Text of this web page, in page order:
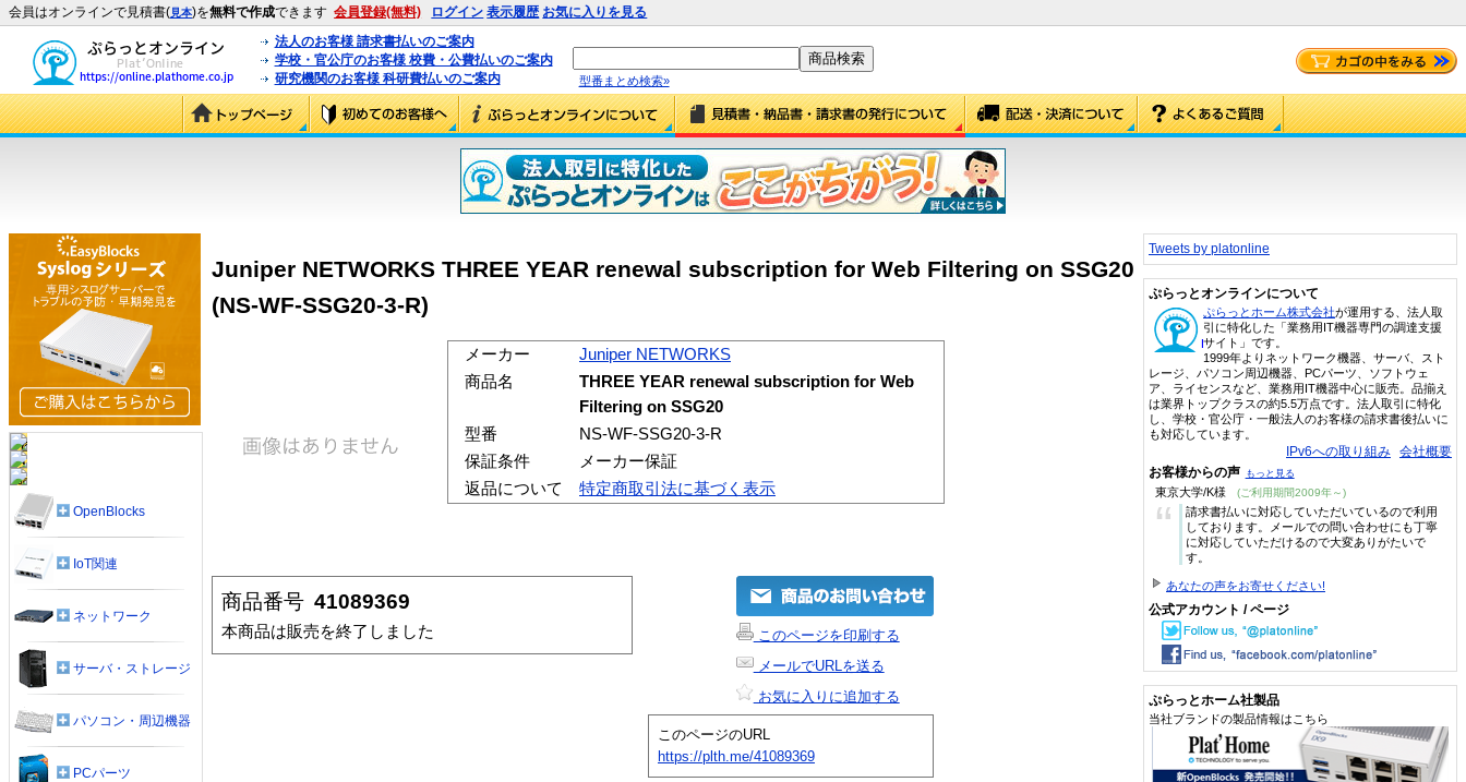
会員はオンラインで見積書(見本)を無料で作成できます 会員登録(無料) ログイン 表示履歴 お気に入りを見る
法人のお客様 請求書払いのご案内
学校・官公庁のお客様 校費・公費払いのご案内
研究機関のお客様 科研費払いのご案内
型番まとめ検索»
Juniper NETWORKS THREE YEAR renewal subscription for Web Filtering on SSG20
(NS-WF-SSG20-3-R)
メーカー
Juniper NETWORKS
商品名
THREE YEAR renewal subscription for Web
Filtering on SSG20
型番
NS-WF-SSG20-3-R
保証条件
メーカー保証
返品について
特定商取引法に基づく表示
商品番号 41089369
本商品は販売を終了しました
このページを印刷する
メールでURLを送る
お気に入りに追加する
このページのURL
https://plth.me/41089369
OpenBlocks
IoT関連
ネットワーク
サーバ・ストレージ
パソコン・周辺機器
PCパーツ
Tweets by platonline
ぷらっとオンラインについて
ぷらっとホーム株式会社が運用する、法人取
引に特化した「業務用IT機器専門の調達支援
サイト」です。
1999年よりネットワーク機器、サーバ、スト
レージ、パソコン周辺機器、PCパーツ、ソフトウェ
ア、ライセンスなど、業務用IT機器中心に販売。品揃え
は業界トップクラスの約5.5万点です。法人取引に特化
し、学校・官公庁・一般法人のお客様の請求書後払いに
も対応しています。
IPv6への取り組み 会社概要
お客様からの声 もっと見る
東京大学/K様 (ご利用期間2009年～)
“
請求書払いに対応していただいているので利用
しております。メールでの問い合わせにも丁寧
に対応していただけるので大変ありがたいで
す。
あなたの声をお寄せください!
公式アカウント / ページ
ぷらっとホーム社製品
当社ブランドの製品情報はこちら